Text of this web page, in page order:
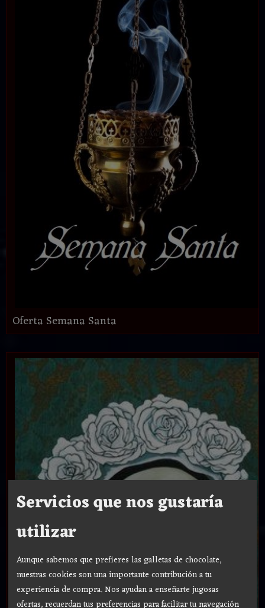
Oferta Semana Santa
Servicios que nos gustaría
utilizar
Aunque sabemos que prefieres las galletas de chocolate,
nuestras cookies son una importante contribución a tu
experiencia de compra. Nos ayudan a enseñarte jugosas
ofertas, recuerdan tus preferencias para facilitar tu navegación